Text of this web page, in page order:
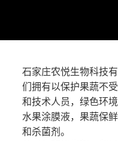
石家庄农悦生物科技
们拥有以保护果蔬不
和技术人员，绿色环
水果涂膜液，果蔬保
和杀菌剂。